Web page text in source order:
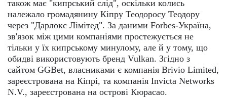
також має "кипрський слід", оскільки колись
належало громадянину Кіпру Теодоросу Теодору
через "Дарлокс Лімітед". За даними Forbes-Україна,
зв'язок між цими компаніями простежується не
тільки у їх кипрському минулому, але й у тому, що
обидві використовують бренд Vulkan. Згідно з
сайтом GGBet, власниками є компанія Brivio Limited,
зареєстрована на Кіпрі, та компанія Invicta Networks
N.V., зареєстрована на острові Кюрасао.